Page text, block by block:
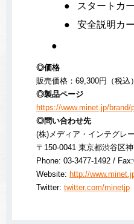
スタートカ
安全説明カ
◎価格
販売価格：69,300円（税込）
◎製品ページ
https://www.minet.jp/
◎問い合わせ先
(株)メディア・インテグレ
〒150-0041 東京都渋谷区
Phone: 03-3477-1492 /
Website: http://
Twitter: twitter.com/minetjp